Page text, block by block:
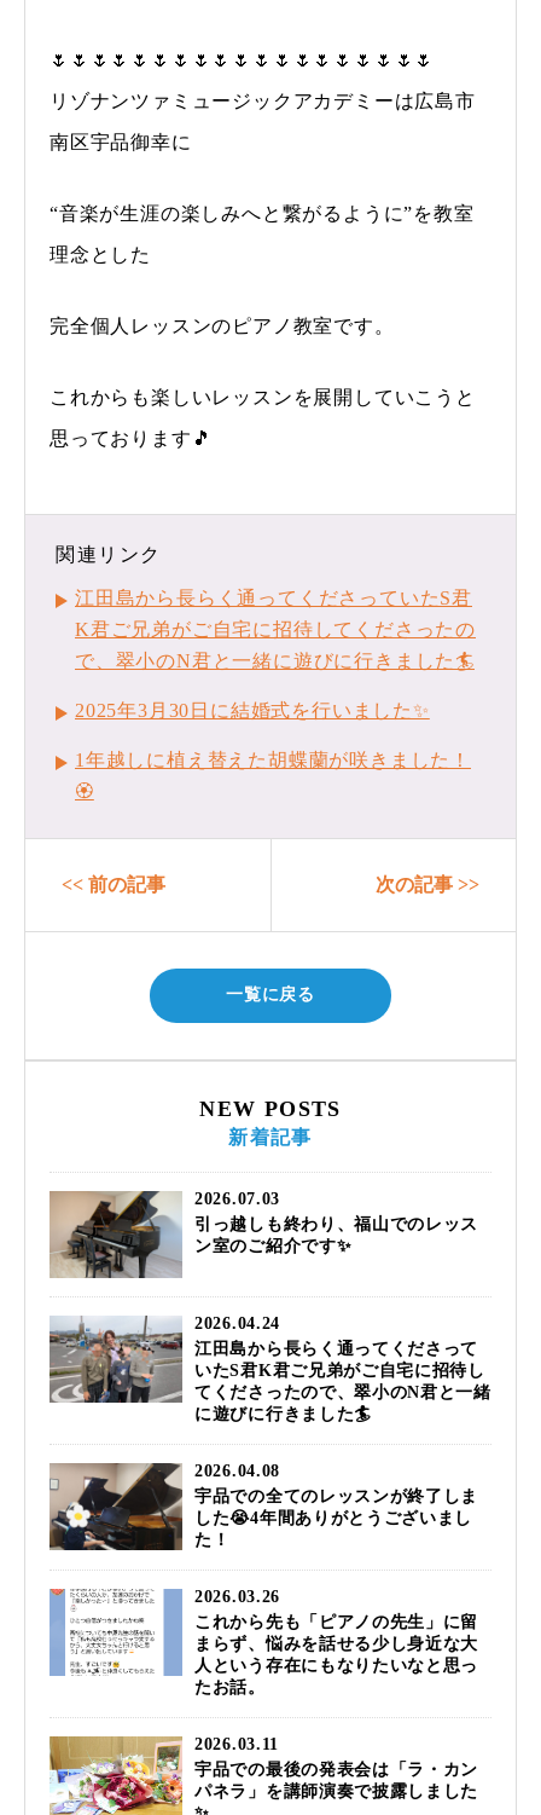
🌷🌷🌷🌷🌷🌷🌷🌷🌷🌷🌷🌷🌷🌷🌷🌷🌷🌷🌷
リゾナンツァミュージックアカデミーは広島市
南区宇品御幸に
“音楽が生涯の楽しみへと繋がるように”を教室
理念とした
完全個人レッスンのピアノ教室です。
これからも楽しいレッスンを展開していこうと
思っております🎵
関連リンク
江田島から長らく通ってくださっていたS君
K君ご兄弟がご自宅に招待してくださったの
で、翠小のN君と一緒に遊びに行きました🏄️
2025年3月30日に結婚式を行いました✨
1年越しに植え替えた胡蝶蘭が咲きました！
🏵
<< 前の記事 次の記事 >>
一覧に戻る
NEW POSTS
新着記事
2026.07.03
引っ越しも終わり、福山でのレッス
ン室のご紹介です✨
2026.04.24
江田島から長らく通ってくださって
いたS君K君ご兄弟がご自宅に招待し
てくださったので、翠小のN君と一緒
に遊びに行きました🏄️
2026.04.08
宇品での全てのレッスンが終了しま
した😭4年間ありがとうございまし
た！
2026.03.26
これから先も「ピアノの先生」に留
まらず、悩みを話せる少し身近な大
人という存在にもなりたいなと思っ
たお話。
2026.03.11
宇品での最後の発表会は「ラ・カン
パネラ」を講師演奏で披露しました